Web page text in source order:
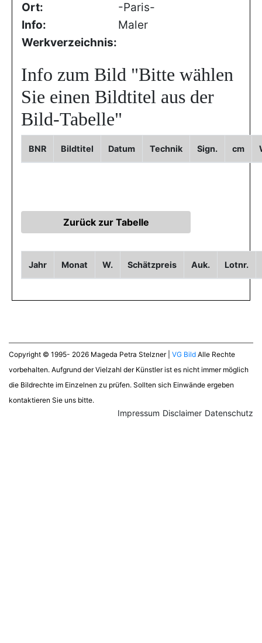
Ort:
-Paris-
Info:
Maler
Werkverzeichnis:
Info zum Bild "Bitte wählen
Sie einen Bildtitel aus der
Bild-Tabelle"
BNR Bildtitel Datum Technik Sign. cm
Jahr Monat W. Schätzpreis Auk. Lotnr.
Copyright © 1995- 2026 Mageda Petra Stelzner | VG Bild Alle Rechte
vorbehalten. Aufgrund der Vielzahl der Künstler ist es nicht immer möglich
die Bildrechte im Einzelnen zu prüfen. Sollten sich Einwände ergeben
kontaktieren Sie uns bitte.
Datenschutz
Disclaimer
Impressum